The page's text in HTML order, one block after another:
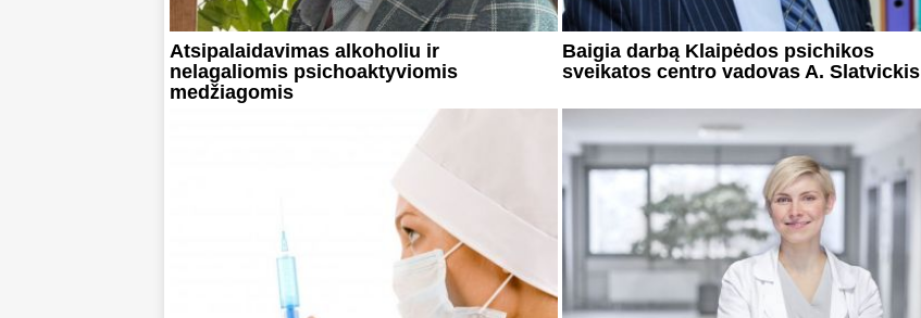
Atsipalaidavimas alkoholiu ir
nelagaliomis psichoaktyviomis
medžiagomis
Baigia darbą Klaipėdos psichikos
sveikatos centro vadovas A. Slatvickis